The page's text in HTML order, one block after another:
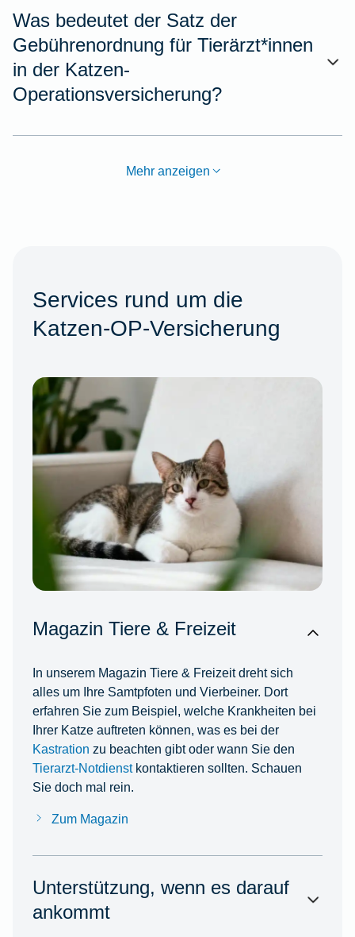
Was bedeutet der Satz der
Gebührenordnung für Tierärzt*innen
in der Katzen-
Operationsversicherung?
Mehr anzeigen
Services rund um die
Katzen-OP-Versicherung
Magazin Tiere & Freizeit
In unserem Magazin Tiere & Freizeit dreht sich
alles um Ihre Samtpfoten und Vierbeiner. Dort
erfahren Sie zum Beispiel, welche Krankheiten bei
Ihrer Katze auftreten können, was es bei der
Kastration zu beachten gibt oder wann Sie den
Tierarzt-Notdienstkontaktieren sollten. Schauen
Sie doch mal rein.
Zum Magazin
Unterstützung, wenn es darauf
ankommt